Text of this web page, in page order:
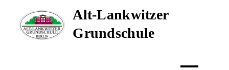
content
Alt-Lankwitzer
Grundschule